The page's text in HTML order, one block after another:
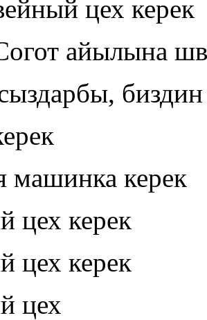
цех керек
айылына
машинка керек
цех керек
цех керек
цех